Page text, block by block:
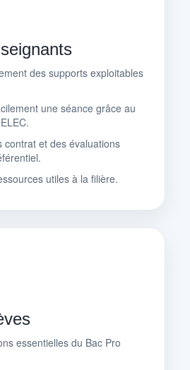
des supports exploitables
une séance grâce au
contrat et des évaluations
utiles à la filière.
essentielles du Bac Pro